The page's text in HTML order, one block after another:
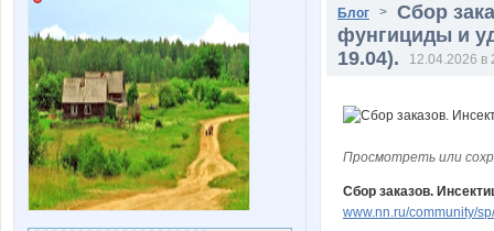
Блог > Сбор
фунгициды и
19.04).
12.04.2026 в
Просмотреть или
Сбор заказов.
www.nn.ru/community/